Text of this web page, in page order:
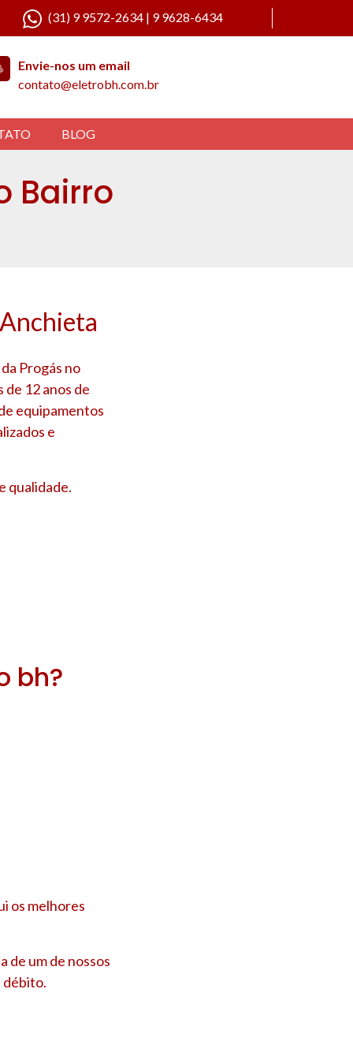
(31) 9 9572-2634 | 9 9628-6434
Envie-nos um email
contato@eletrobh.com.br
BLOG
Bairro
Progás no
de 12 anos de
equipamentos
e
qualidade.
bh?
os melhores
de um de nossos
débito.